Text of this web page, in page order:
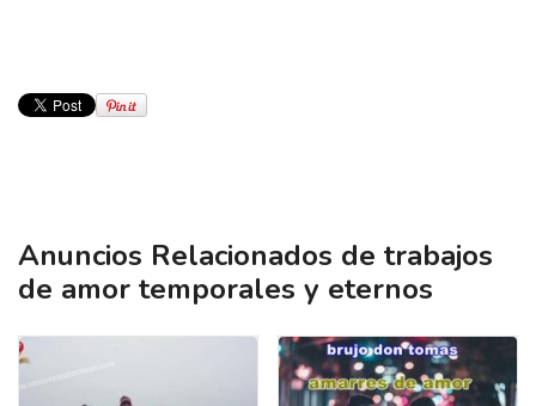
Anuncios Relacionados de trabajos
de amor temporales y eternos